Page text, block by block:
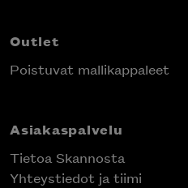
Outlet
Poistuvat mallikappaleet
Asiakaspalvelu
Tietoa Skannosta
Yhteystiedot ja tiimi